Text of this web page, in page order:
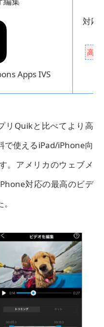
Apps IVS
対応
高度
リQuikと比べてより高
で使えるiPad/iPhone向
。アメリカのウェブメ
対応の最高のビデ